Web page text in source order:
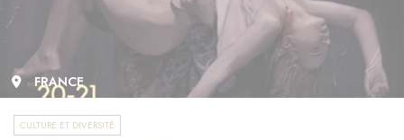
FRANCE
CULTURE ET DIVERSITÉ